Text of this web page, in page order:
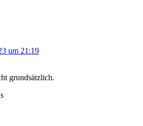
um 21:19
grundsätzlich.